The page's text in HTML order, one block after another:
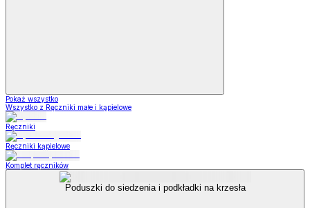
Pokaż wszystko
Wszystko z Ręczniki małe i kąpielowe
Ręczniki
Ręczniki kąpielowe
Komplet ręczników
Poduszki do siedzenia i podkładki na krzesła